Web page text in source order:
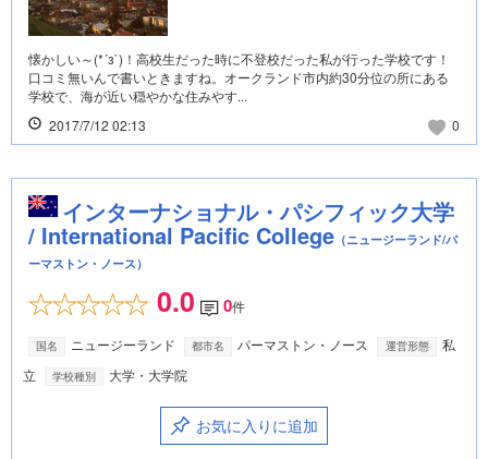
懐かしい～(*´з`)！高校生だった時に不登校だった私が行った学校です！
口コミ無いんで書いときますね。オークランド市内約30分位の所にある
学校で、海が近い穏やかな住みやす...
2017/7/12 02:13
0
インターナショナル・パシフィック大学
/ International Pacific College （ニュージーランド/パ
ーマストン・ノース）
0.0 0件
国名 ニュージーランド 都市名 パーマストン・ノース 運営形態
私
立
学校種別 大学・大学院
お気に入りに追加